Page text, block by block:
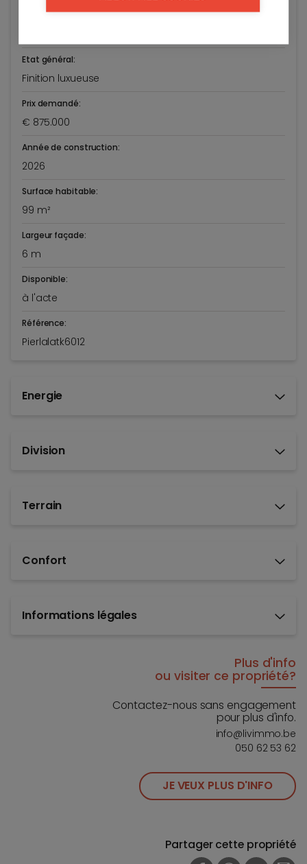
Etat général:
Finition luxueuse
Prix demandé:
€ 875.000
Année de construction:
2026
Surface habitable:
99 m²
Largeur façade:
6 m
Disponible:
à l'acte
Référence:
Pierlalatk6012
Energie
Division
Terrain
Confort
Informations légales
Plus d'info
ou visiter ce propriété?
Contactez-nous sans engagement
pour plus d'info.
info@livimmo.be
050 62 53 62
JE VEUX PLUS D'INFO
Partager cette propriété